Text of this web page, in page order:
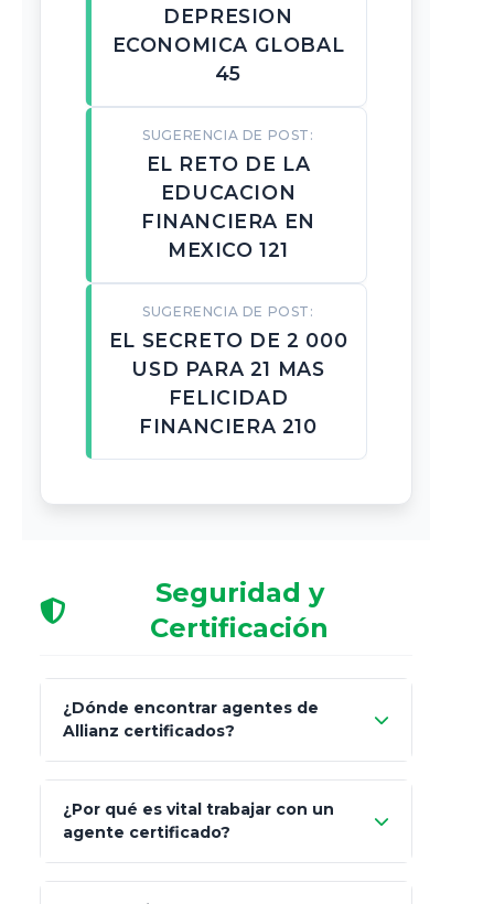
DEPRESION
ECONOMICA GLOBAL
45
SUGERENCIA DE POST:
EL RETO DE LA
EDUCACION
FINANCIERA EN
MEXICO 121
SUGERENCIA DE POST:
EL SECRETO DE 2 000
USD PARA 21 MAS
FELICIDAD
FINANCIERA 210
Seguridad y
Certificación
¿Dónde encontrar agentes de
Allianz certificados?
Seguros y Fianzas (CNSF)
netWorth
¿Por qué es vital trabajar con un
agente certificado?